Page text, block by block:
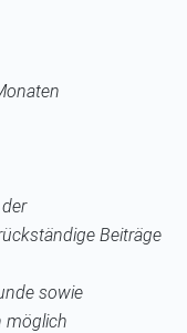
Beiträge
sowie
möglich